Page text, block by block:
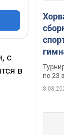
с
в
на
по 23